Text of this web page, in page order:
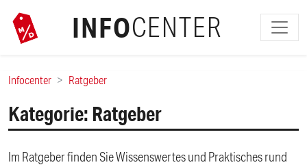
INFOCENTER
Infocenter Ratgeber
Kategorie: Ratgeber
Im Ratgeber finden Sie Wissenswertes und Praktisches rund